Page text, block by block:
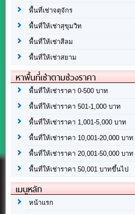
พื้นที่เช่าจตุจักร
พื้นที่ให้เช่าสุขุมวิท
พื้นที่ให้เช่าสีลม
พื้นที่ให้เช่าสยาม
หาพื้นที่เช่าตามช่วงราคา
พื้นที่ให้เช่าราคา 0-500 บาท
พื้นที่ให้เช่าราคา 501-1,000 บาท
พื้นที่ให้เช่าราคา 1,001-5,000 บาท
พื้นที่ให้เช่าราคา 10,001-20,000 บาท
พื้นที่ให้เช่าราคา 20,001-50,000 บาท
พื้นที่ให้เช่าราคา 50,001 บาทขึ้นไป
เมนูหลัก
หน้าแรก